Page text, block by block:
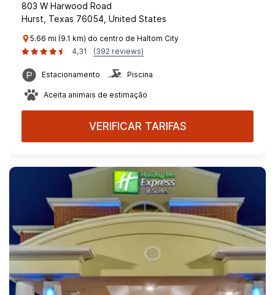
803 W Harwood Road
Hurst, Texas 76054, United States
5.66 mi (9.1 km) do centro de Haltom City
4,31
(392 reviews)
Estacionamento Piscina
Aceita animais de estimação
VERIFICAR TARIFAS